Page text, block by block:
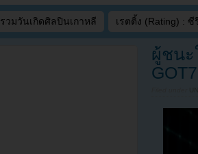
รวมวันเกิดศิลปินเกาหลี เรตติ้ง (Rating) : ซี
ผู้ชนะ